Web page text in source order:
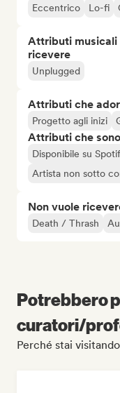
Eccentrico Lo-fi
Attributi musicali
ricevere
Unplugged
Attributi che
Progetto agli inizi
Attributi che
Disponibile su
Artista non sotto
Non vuole
Death / Thrash
Potrebbero
curatori/
Perché stai